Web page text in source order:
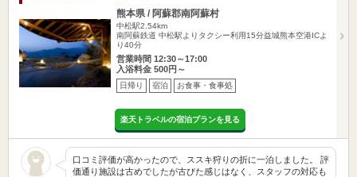
熊本県 / 阿蘇郡南阿蘇村
中松駅2.54km
南阿蘇鉄道 中松駅よりタクシー利用15分益城熊本空港ICよ
り40分
営業時間 12:30～17:00
入浴料金 500円～
日帰り 宿泊 お食事・食事処
楽天トラベルの宿泊プランを見る
口コミ評価が高かったので、ススキ狩りの折に一泊しました。 評
価通り施設は古めでしたが古びた感じはなく、スタッフの対応も